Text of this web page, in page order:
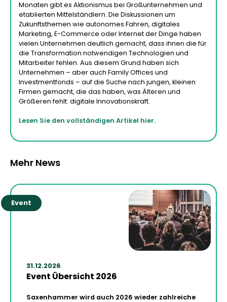
Monaten gibt es Aktionismus bei Großunternehmen und
etablierten Mittelständlern. Die Diskussionen um
Zukunftsthemen wie autonomes Fahren, digitales
Marketing, E-Commerce oder Internet der Dinge haben
vielen Unternehmen deutlich gemacht, dass ihnen die für
die Transformation notwendigen Technologien und
Mitarbeiter fehlen. Aus diesem Grund haben sich
Unternehmen – aber auch Family Offices und
Investmentfonds – auf die Suche nach jungen, kleinen
Firmen gemacht, die das haben, was Älteren und
Größeren fehlt: digitale Innovationskraft.
Lesen Sie den vollständigen Artikel hier.
Mehr News
Event
31.12.2026
Event Übersicht 2026
Saxenhammer wird auch 2026 wieder zahlreiche